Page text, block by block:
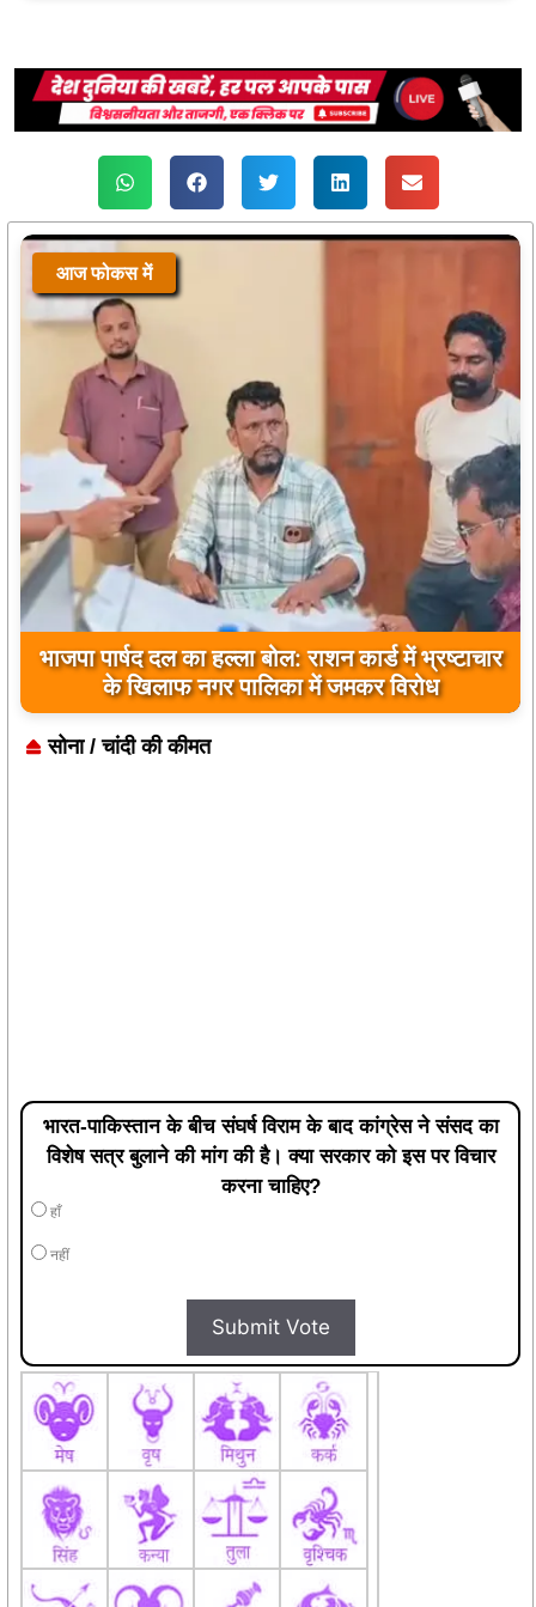
आज फोकस में
भाजपा पार्षद दल का हल्ला बोल: राशन कार्ड में भ्रष्टाचार
के खिलाफ नगर पालिका में जमकर विरोध
सोना / चांदी की कीमत
भारत-पाकिस्तान के बीच संघर्ष विराम के बाद कांग्रेस ने संसद का
विशेष सत्र बुलाने की मांग की है। क्या सरकार को इस पर विचार
करना चाहिए?
हाँ
नहीं
Submit Vote